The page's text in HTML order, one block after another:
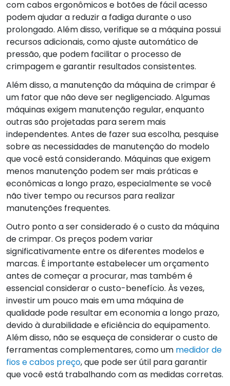
com cabos ergonômicos e botões de fácil acesso
podem ajudar a reduzir a fadiga durante o uso
prolongado. Além disso, verifique se a máquina possui
recursos adicionais, como ajuste automático de
pressão, que podem facilitar o processo de
crimpagem e garantir resultados consistentes.
Além disso, a manutenção da máquina de crimpar é
um fator que não deve ser negligenciado. Algumas
máquinas exigem manutenção regular, enquanto
outras são projetadas para serem mais
independentes. Antes de fazer sua escolha, pesquise
sobre as necessidades de manutenção do modelo
que você está considerando. Máquinas que exigem
menos manutenção podem ser mais práticas e
econômicas a longo prazo, especialmente se você
não tiver tempo ou recursos para realizar
manutenções frequentes.
Outro ponto a ser considerado é o custo da máquina
de crimpar. Os preços podem variar
significativamente entre os diferentes modelos e
marcas. É importante estabelecer um orçamento
antes de começar a procurar, mas também é
essencial considerar o custo-benefício. Às vezes,
investir um pouco mais em uma máquina de
qualidade pode resultar em economia a longo prazo,
devido à durabilidade e eficiência do equipamento.
Além disso, não se esqueça de considerar o custo de
ferramentas complementares, como um medidor de
fios e cabos preço, que pode ser útil para garantir
que você está trabalhando com as medidas corretas.